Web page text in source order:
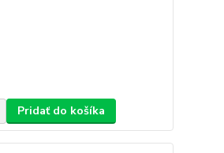
Pridať do košíka